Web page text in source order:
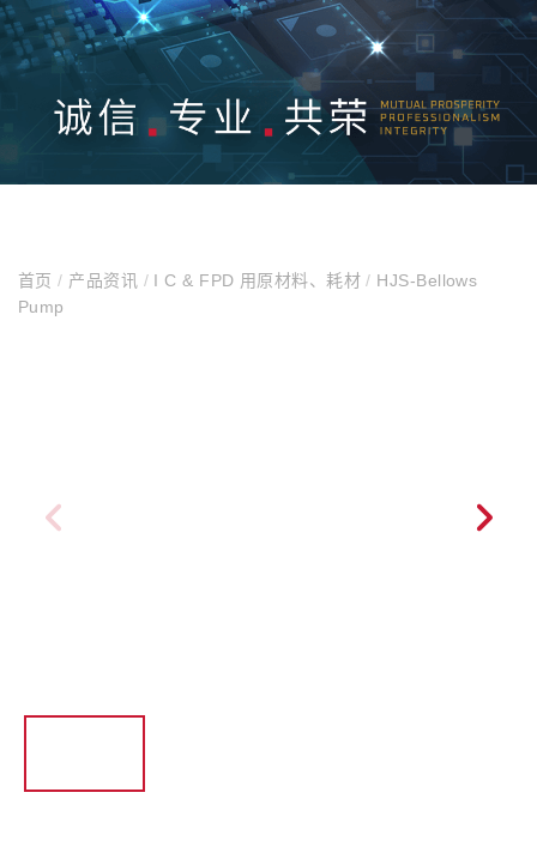
首页/ 产品资讯 /I C & FPD 用原材料、耗材/ HJS-Bellows
Pump